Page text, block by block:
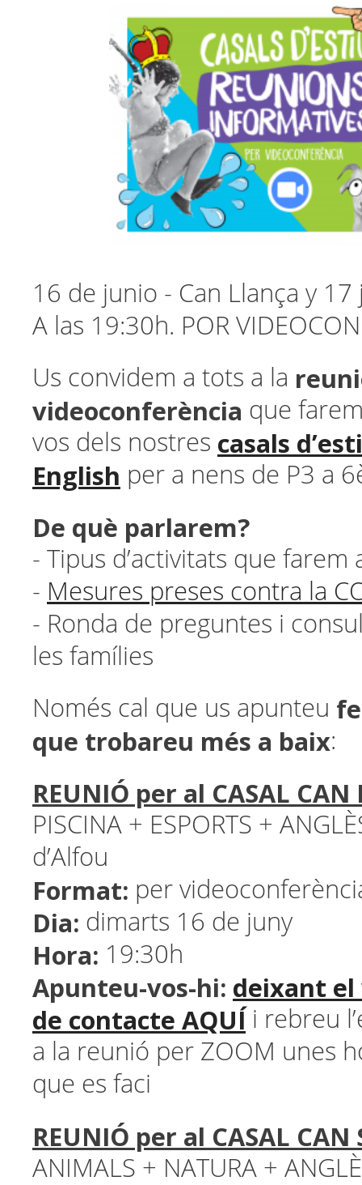
16 de junio - Can Llança y 17
A las 19:30h. POR
Us convidem a tots a la
videoconferència que
vos dels nostres casals
English per a nens de P3 a
De què parlarem?
- Tipus d’activitats que farem
- Mesures preses contra la
- Ronda de preguntes i
les famílies
Només cal que us apunteu
que trobareu més a baix:
REUNIÓ per al CASAL CAN
PISCINA + ESPORTS +
d’Alfou
Format: per
Dia: dimarts 16 de juny
Hora: 19:30h
Apunteu-vos-hi: deixant
de contacte AQUÍ i rebreu
a la reunió per ZOOM unes
que es faci
REUNIÓ per al CASAL CAN
ANIMALS + NATURA +